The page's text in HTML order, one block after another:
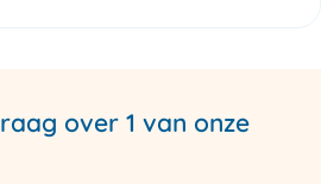
over 1 van onze